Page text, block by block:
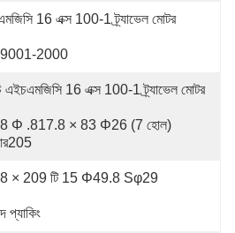
16 এক্স 100-1 ট্র্যাভেল মোটর
2000
এইচএমজিসি 16 এক্স 100-1 ট্র্যাভেল মোটর
Φ .817.8 × 83 Φ26 (7 হোল)
× 209 টি 15 Φ49.8 Sφ29
প্যাকিং